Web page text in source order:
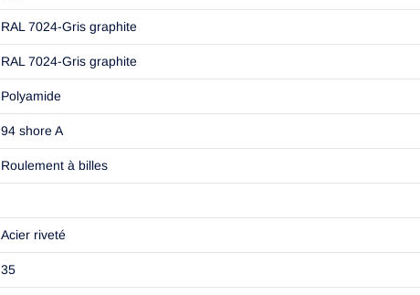
RAL 7024-Gris graphite
RAL 7024-Gris graphite
Polyamide
94 shore A
Roulement à billes
Acier riveté
35